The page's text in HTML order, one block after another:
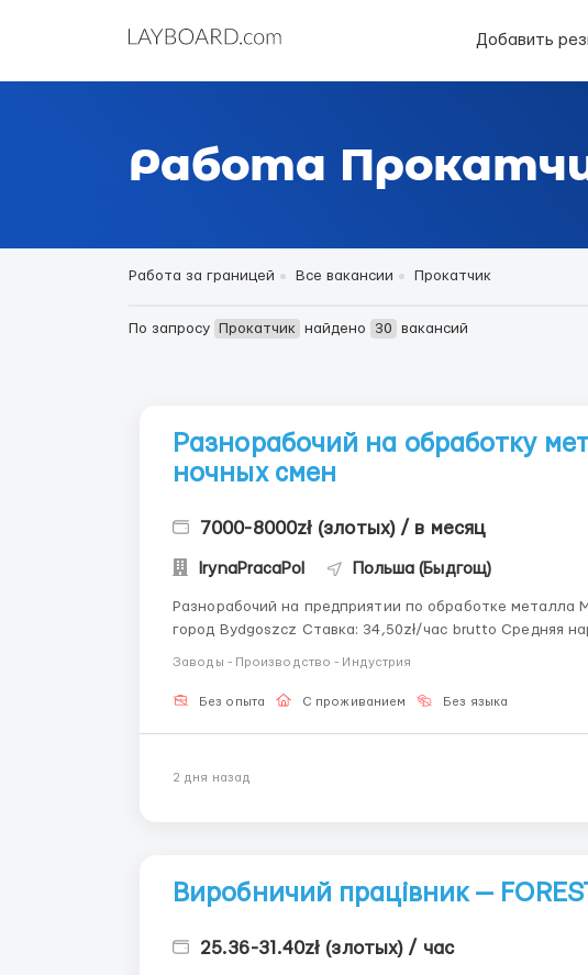
Добавить
Работа
Работа за границей Все вакансии Прокатчик
По запросу Прокатчик найдено 30 вакансий
Разнорабочий на обработку
ночных смен
7000-8000zł (злотых) / в месяц
IrynaPracaPol Польша (Быдгощ)
Разнорабочий на предприятии по обработке металла Место работы и оформления -
город Bydgoszcz Ставка: 34,50zł/час brutto Средняя наработка часов в месяц: 160-200
Заводы - Производство - Индустрия
Без опыта С проживанием Без языка
2 дня назад
Виробничий працівник —
25.36-31.40zł (злотых) / час